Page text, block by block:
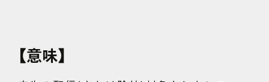
【意味】